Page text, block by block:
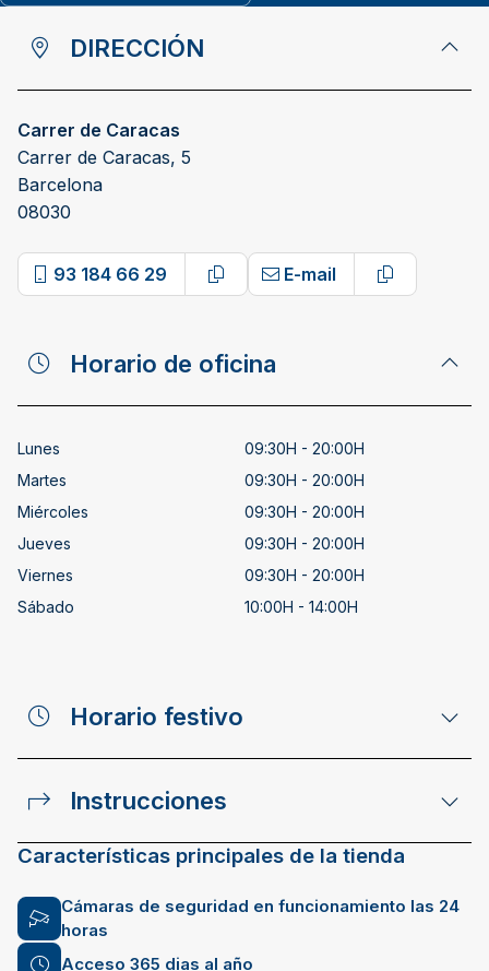
DIRECCIÓN
Carrer de Caracas
Carrer de Caracas, 5
Barcelona
08030
93 184 66 29
Copy phone number
E-mail
Copy email
Horario de oficina
Lunes
09:30H - 20:00H
Martes
09:30H - 20:00H
Miércoles
09:30H - 20:00H
Jueves
09:30H - 20:00H
Viernes
09:30H - 20:00H
Sábado
10:00H - 14:00H
Horario festivo
Instrucciones
Características principales de la tienda
Cámaras de seguridad en funcionamiento las 24
horas
Acceso 365 dias al año